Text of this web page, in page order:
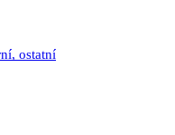
ostatní